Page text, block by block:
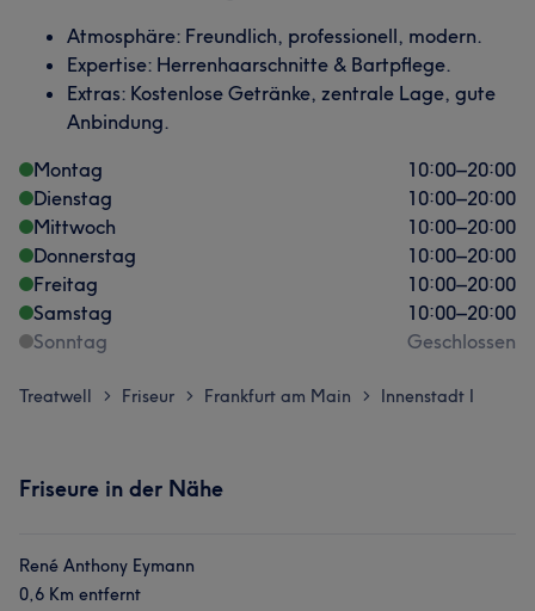
Atmosphäre: Freundlich, professionell, modern.
Expertise: Herrenhaarschnitte & Bartpflege.
Extras: Kostenlose Getränke, zentrale Lage, gute
Anbindung.
Montag
10:00–20:00
Dienstag
10:00–20:00
Mittwoch
10:00–20:00
Donnerstag
10:00–20:00
Freitag
10:00–20:00
Samstag
10:00–20:00
Sonntag
Geschlossen
Treatwell > Friseur > Frankfurt am Main > Innenstadt I
Friseure in der Nähe
René Anthony Eymann
0,6 Km entfernt